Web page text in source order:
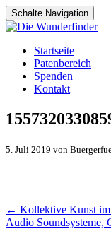
Schalte Navigation
Zum
Inhalt
springen
Startseite
Patenbereich
Spenden
Kontakt
5. Juli 2019 von
Artikel-
Navigation
← Kollektive Kunst
Audio Soundsysteme,